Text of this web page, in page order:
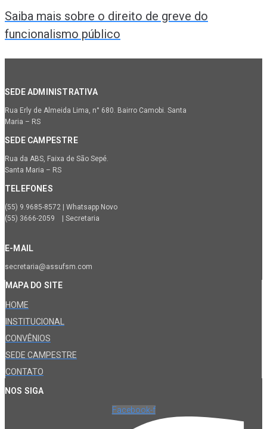
Saiba mais sobre o direito de greve do
funcionalismo público
SEDE ADMINISTRATIVA
Rua Erly de Almeida Lima, n° 680. Bairro Camobi. Santa
Maria – RS
SEDE CAMPESTRE
Rua da ABS, Faixa de São Sepé.
Santa Maria – RS
TELEFONES
(55) 9.9685-8572 | Whatsapp Novo
(55) 3666-2059 | Secretaria
E-MAIL
secretaria@assufsm.com
MAPA DO SITE
HOME
INSTITUCIONAL
CONVÊNIOS
SEDE CAMPESTRE
CONTATO
NOS SIGA
Facebook-f